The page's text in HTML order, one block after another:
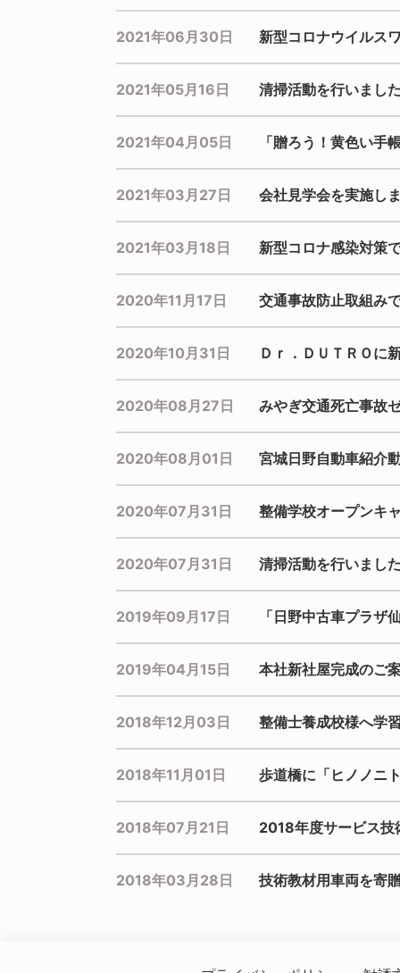
2021年06月30日 新型コロナウイルス
2021年05月16日 清掃活動を行いまし
2021年04月05日 「贈ろう！黄色い手
2021年03月27日 会社見学会を実施し
2021年03月18日 新型コロナ感染対策
2020年11月17日 交通事故防止取組み
2020年10月31日 Ｄｒ．ＤＵＴＲＯに
2020年08月27日 みやぎ交通死亡事故
2020年08月01日 宮城日野自動車紹介
2020年07月31日 整備学校オープンキ
2020年07月31日 清掃活動を行いまし
2019年09月17日 「日野中古車プラザ
2019年04月15日 本社新社屋完成のご
2018年12月03日 整備士養成校様へ学
2018年11月01日 歩道橋に「ヒノノニ
2018年07月21日 2018年度サービス技
2018年03月28日 技術教材用車両を寄